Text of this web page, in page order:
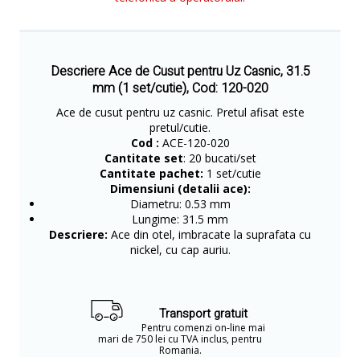
Descriere Ace de Cusut pentru Uz Casnic, 31.5
mm (1 set/cutie), Cod: 120-020
Ace de cusut pentru uz casnic. Pretul afisat este
pretul/cutie.
Cod : ACE-120-020
Cantitate set: 20 bucati/set
Cantitate pachet: 1 set/cutie
Dimensiuni (detalii ace):
Diametru: 0.53 mm
Lungime: 31.5 mm
Descriere: Ace din otel, imbracate la suprafata cu
nickel, cu cap auriu.
Transport gratuit
Pentru comenzi on-line mai
mari de 750 lei cu TVA inclus, pentru
Romania.